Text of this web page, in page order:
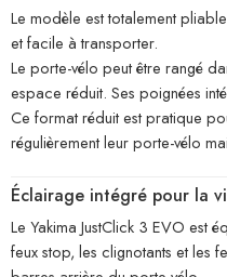
Le modèle est totalement
et facile à transporter.
Le porte-vélo peut être rangé
espace réduit. Ses poignées
Ce format réduit est pratique
régulièrement leur porte-vélo
Éclairage intégré pour la
Le Yakima JustClick 3 EVO est
feux stop, les clignotants et les